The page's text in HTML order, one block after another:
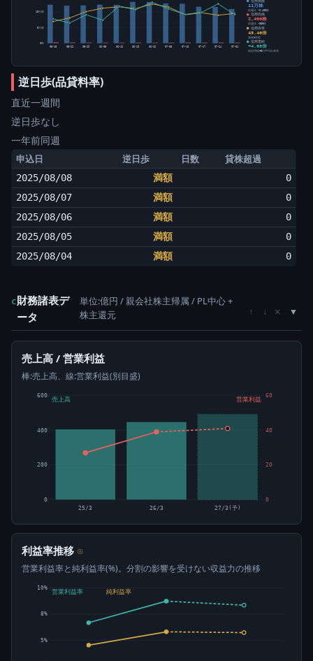
0株
5万株
10万株
05-15 05-22 05-29 06-05 06-12 06-19 06-26 07-03 07-10 07-17 07-24 07-31
11万株
前週比 -6,400株
信用売残
2,400株
前週比 -300株
信用倍率
45.46倍
買残÷売残
信用需給
+4.08倍
純信用残÷5日平均出来高
逆日歩(品貸料率)
直近一週間
逆日歩なし
一年前同週
申込日 逆日歩 日数 貸株超過
2025/08/08 満額
0
2025/08/07
満額
0
2025/08/06
満額
0
2025/08/05
満額
0
2025/08/04
満額 0
c財務諸表デ
ータ
単位:億円 / 親会社株主帰属 / PL中心 +
株主還元
↑ ↓ ×
売上高 / 営業利益
棒:売上高、線:営業利益(別目盛)
0
200
400
600
0
20
40
60
25/3 26/3 27/3(予)
売上高 営業利益
利益率推移 ⊙
営業利益率と純利益率(%)。分割の影響を受けない収益力の推移
5%
8%
10%
営業利益率 純利益率